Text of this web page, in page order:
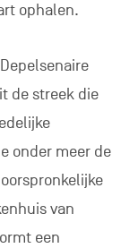
ophalen.
de streek die
onder meer de
van
een